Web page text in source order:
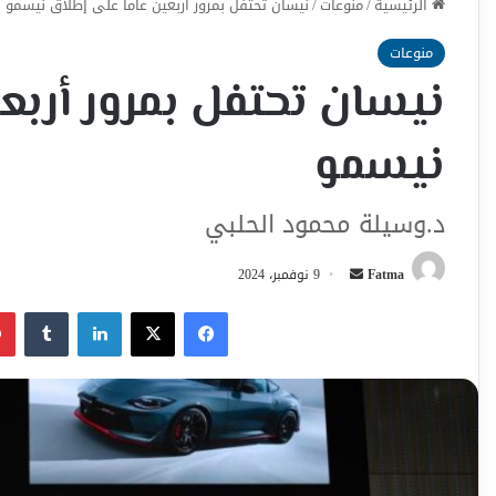
منوعات
نيسان تحتفل بمرور
نيسمو
د.وسيلة محمود الحلبي
Fatma
أرسل 9 نوفمبر، 2024
فيسبوك‫X لينكدإن